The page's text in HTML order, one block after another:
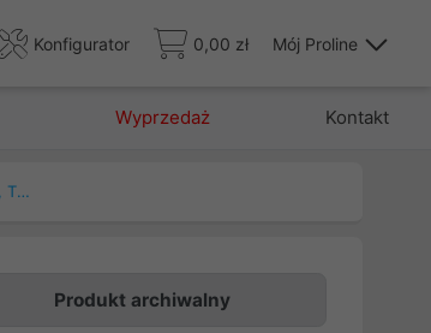
Konfigurator 0,00 zł Mój Proline
Wyprzedaż Kontakt
Patchcord, kable ethernet RJ45, GG45, TERA
Produkt archiwalny